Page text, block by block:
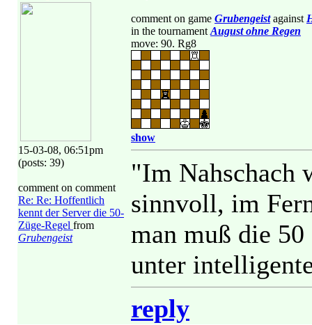
15-03-08, 06:51pm
(posts: 39)
comment on comment
Re: Re: Hoffentlich
kennt der Server die 50-
Züge-Regel from
Grubengeist
comment on game Grubengeistagainst
in the tournament August ohne Regen
move: 90. Rg8
show
"Im Nahschach
sinnvoll, im
man muß die 50
unter
reply